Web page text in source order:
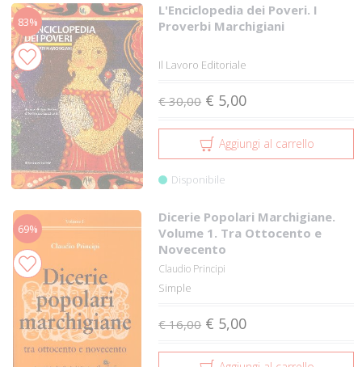
83%
L'Enciclopedia dei Poveri. I
Proverbi Marchigiani
Il Lavoro Editoriale
€ 30,00 € 5,00
Aggiungi al carrello
Disponibile
69%
Dicerie Popolari Marchigiane.
Volume 1. Tra Ottocento e
Novecento
Claudio Principi
Simple
€ 16,00 € 5,00